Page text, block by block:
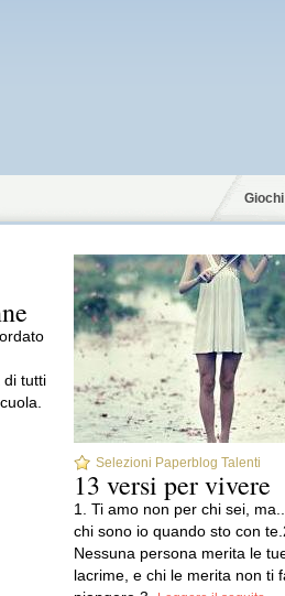
Giochi
di tutti
Selezioni Paperblog Talenti
13 versi per vivere
1. Ti amo non per chi sei,
chi sono io quando sto con
Nessuna persona merita le
lacrime, e chi le merita non ti